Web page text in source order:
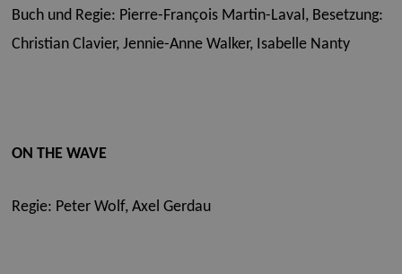
Buch und Regie: Pierre-François Martin-Laval, Besetzung:
Christian Clavier, Jennie-Anne Walker, Isabelle Nanty
ON THE WAVE
Regie: Peter Wolf, Axel Gerdau